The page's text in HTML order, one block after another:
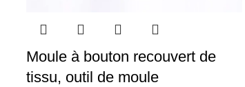
Moule à bouton recouvert de
tissu, outil de moule